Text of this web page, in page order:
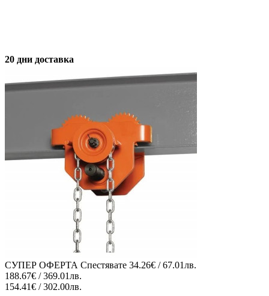
20 дни доставка
СУПЕР ОФЕРТА Спестявате 34.26€ / 67.01лв.
188.67€ / 369.01лв.
154.41€ / 302.00лв.